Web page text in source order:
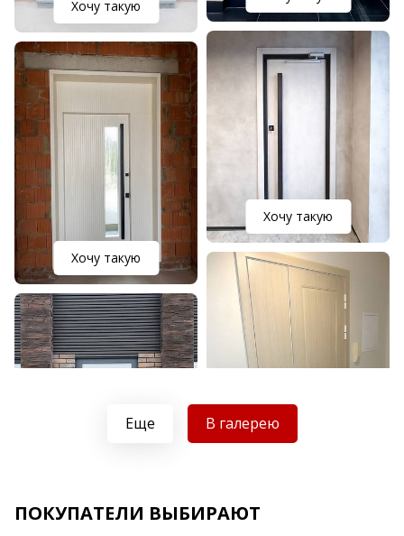
Хочу такую
Хочу такую
Хочу такую
Еще В галерею
ПОКУПАТЕЛИ ВЫБИРАЮТ